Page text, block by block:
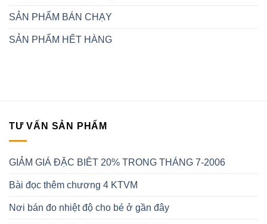
SẢN PHẨM BÁN CHẠY
SẢN PHẨM HẾT HÀNG
TƯ VẤN SẢN PHẨM
GIẢM GIÁ ĐẶC BIÊT 20% TRONG THÁNG 7-2006
Bài đọc thêm chương 4 KTVM
Nơi bán đo nhiệt độ cho bé ở gần đây